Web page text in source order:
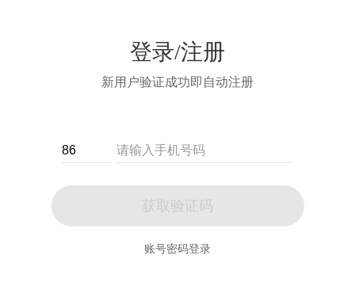
登录/注册
新用户验证成功即自动注册
获取验证码
账号密码登录